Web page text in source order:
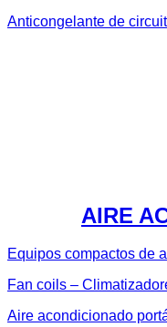
Anticongelante de
AIRE
Equipos compactos de
Fan coils –
Aire acondicionado